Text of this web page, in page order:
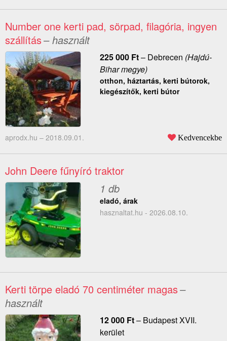
Number one kerti pad, sörpad, filagória, ingyen
szállítás– használt
225 000 Ft– Debrecen (Hajdú-
Bihar megye)
otthon, háztartás, kerti bútorok,
kiegészítők, kerti bútor
aprodx.hu – 2018.09.01. Kedvencekbe
John Deere fűnyíró traktor
1 db
eladó, árak
hasznaltat.hu - 2026.08.10.
Kerti törpe eladó 70 centiméter magas–
használt
12 000 Ft– Budapest XVII.
kerület